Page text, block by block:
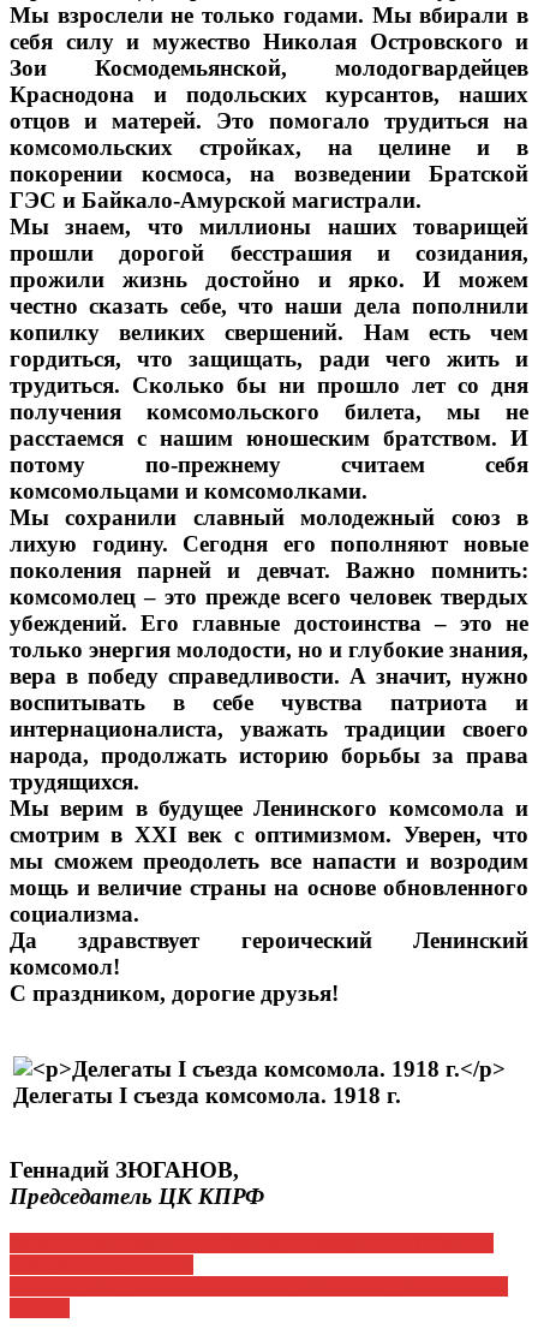
Мы взрослели не только годами. Мы вбирали в
себя силу и мужество Николая Островского и
Зои Космодемьянской, молодогвардейцев
Краснодона и подольских курсантов, наших
отцов и матерей. Это помогало трудиться на
комсомольских стройках, на целине и в
покорении космоса, на возведении Братской
ГЭС и Байкало-Амурской магистрали.
Мы знаем, что миллионы наших товарищей
прошли дорогой бесстрашия и созидания,
прожили жизнь достойно и ярко. И можем
честно сказать себе, что наши дела пополнили
копилку великих свершений. Нам есть чем
гордиться, что защищать, ради чего жить и
трудиться. Сколько бы ни прошло лет со дня
получения комсомольского билета, мы не
расстаемся с нашим юношеским братством. И
потому по-прежнему считаем себя
комсомольцами и комсомолками.
Мы сохранили славный молодежный союз в
лихую годину. Сегодня его пополняют новые
поколения парней и девчат. Важно помнить:
комсомолец – это прежде всего человек твердых
убеждений. Его главные достоинства – это не
только энергия молодости, но и глубокие знания,
вера в победу справедливости. А значит, нужно
воспитывать в себе чувства патриота и
интернационалиста, уважать традиции своего
народа, продолжать историю борьбы за права
трудящихся.
Мы верим в будущее Ленинского комсомола и
смотрим в XXI век с оптимизмом. Уверен, что
мы сможем преодолеть все напасти и возродим
мощь и величие страны на основе обновленного
социализма.
Да здравствует героический Ленинский
комсомол!
С праздником, дорогие друзья!
Делегаты I съезда комсомола. 1918 г.
Геннадий ЗЮГАНОВ,
Председатель ЦК КПРФ
Навигация
по
записям